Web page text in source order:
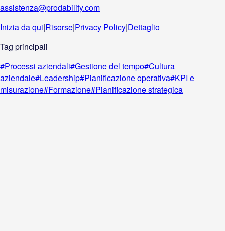
assistenza@prodability.com
Inizia da qui|Risorse|Privacy Policy|Dettaglio
Tag principali
#Processi aziendali#Gestione del tempo#Cultura
aziendale#Leadership#Pianificazione operativa#KPI e
misurazione#Formazione#Pianificazione strategica